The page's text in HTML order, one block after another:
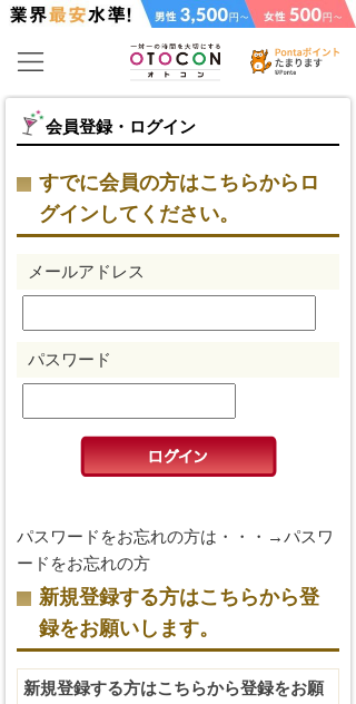
会員登録・ログイン
すでに会員の方はこちらからロ
グインしてください。
メールアドレス
パスワード
パスワードをお忘れの方は・・・→パスワ
ードをお忘れの方
新規登録する方はこちらから登
録をお願いします。
新規登録する方はこちらから登録をお願